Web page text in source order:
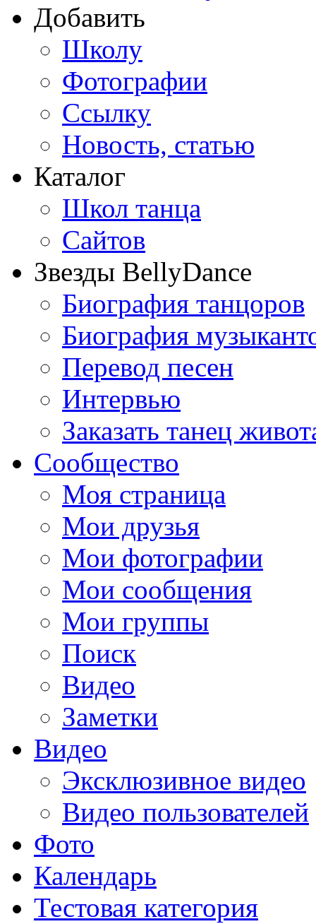
Добавить
Школу
Фотографии
Ссылку
Новость, статью
Каталог
Школ танца
Сайтов
Звезды BellyDance
Биография танцоров
Биография
Перевод песен
Интервью
Заказать танец
Сообщество
Моя страница
Мои друзья
Мои фотографии
Мои сообщения
Мои группы
Поиск
Видео
Заметки
Видео
Эксклюзивное видео
Видео пользователей
Фото
Календарь
Тестовая категория